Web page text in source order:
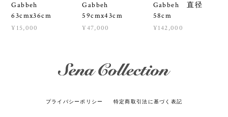
Gabbeh
63cmx36cm
¥15,000
Gabbeh
59cmx43cm
¥47,000
Gabbeh 直径
58cm
¥142,000
プライバシーポリシー 特定商取引法に基づく表記